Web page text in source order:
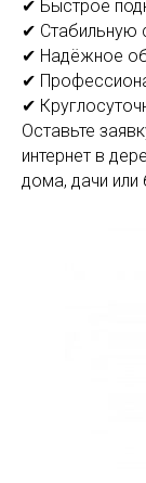
✔ Быстрое
✔ Стабильную
✔ Надёжное
✔
✔
Оставьте
интернет в
дома, дачи или